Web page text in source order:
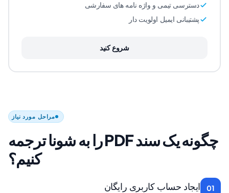
دسترسی تیمی و واژه نامه های سفارشی
پشتیبانی ایمیل اولویت دار
شروع کنید
مراحل مورد نیاز
چگونه یک سند PDF را به شونا ترجمه
کنیم؟
01 ایجاد حساب کاربری رایگان